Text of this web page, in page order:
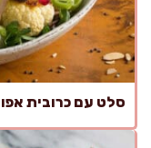
סלט עם כרובית